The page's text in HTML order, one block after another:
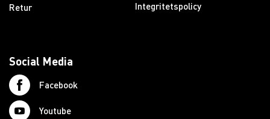
Retur
Integritetspolicy
Social Media
Facebook
Youtube